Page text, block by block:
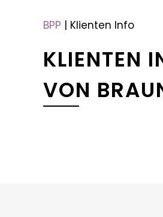
BPP | Klienten Info
KLIENTEN
VON